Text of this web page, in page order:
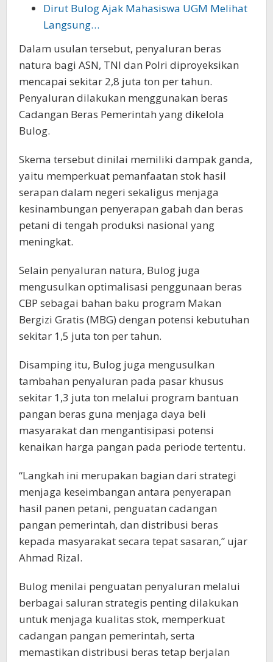
Dirut Bulog Ajak Mahasiswa UGM Melihat
Langsung…
Dalam usulan tersebut, penyaluran beras
natura bagi ASN, TNI dan Polri diproyeksikan
mencapai sekitar 2,8 juta ton per tahun.
Penyaluran dilakukan menggunakan beras
Cadangan Beras Pemerintah yang dikelola
Bulog.
Skema tersebut dinilai memiliki dampak ganda,
yaitu memperkuat pemanfaatan stok hasil
serapan dalam negeri sekaligus menjaga
kesinambungan penyerapan gabah dan beras
petani di tengah produksi nasional yang
meningkat.
Selain penyaluran natura, Bulog juga
mengusulkan optimalisasi penggunaan beras
CBP sebagai bahan baku program Makan
Bergizi Gratis (MBG) dengan potensi kebutuhan
sekitar 1,5 juta ton per tahun.
Disamping itu, Bulog juga mengusulkan
tambahan penyaluran pada pasar khusus
sekitar 1,3 juta ton melalui program bantuan
pangan beras guna menjaga daya beli
masyarakat dan mengantisipasi potensi
kenaikan harga pangan pada periode tertentu.
“Langkah ini merupakan bagian dari strategi
menjaga keseimbangan antara penyerapan
hasil panen petani, penguatan cadangan
pangan pemerintah, dan distribusi beras
kepada masyarakat secara tepat sasaran,” ujar
Ahmad Rizal.
Bulog menilai penguatan penyaluran melalui
berbagai saluran strategis penting dilakukan
untuk menjaga kualitas stok, memperkuat
cadangan pangan pemerintah, serta
memastikan distribusi beras tetap berjalan